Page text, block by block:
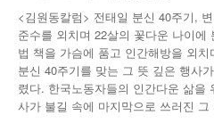
<김원동칼럼> 전태일 분신 40주기,
준수를 외치며 22살의 꽃다운 나이에
법 책을 가슴에 품고 인간해방을 외
분신 40주기를 맞는 그 뜻 깊은 행사
렸다. 한국노동자들의 인간다운 삶을
사가 불길 속에 마지막으로 쓰러진 그